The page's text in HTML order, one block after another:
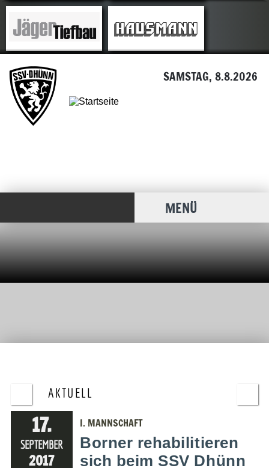
SAMSTAG, 8.8.2026
MENÜ
AKTUELL
17.
SEPTEMBER
2017
I. MANNSCHAFT
Borner rehabilitieren
sich beim SSV Dhünn